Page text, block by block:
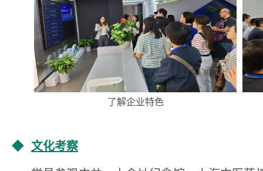
了解企业特色
◆ 文化考察